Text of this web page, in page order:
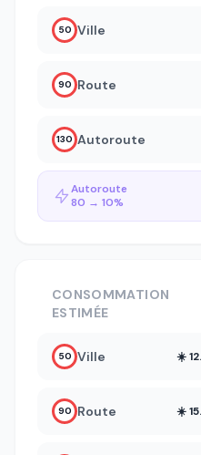
50 Ville
90 Route
130 Autoroute
Autoroute
80 → 10%
CONSOMMATION
ESTIMÉE
50 Ville ☀️
90 Route ☀️